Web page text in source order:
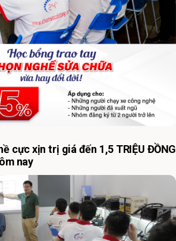
cực xịn trị giá đến 1,5 TRIỆU ĐỒNG
nay